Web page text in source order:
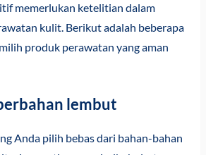
memerlukan ketelitian dalam
kulit. Berikut adalah beberapa
produk perawatan yang aman
lembut
Anda pilih bebas dari bahan-bahan